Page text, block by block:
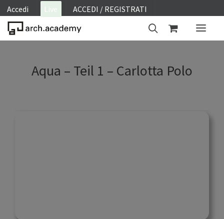
Accedi Live ACCEDI / REGISTRATI
WEBINAR
Aqua – Teil 1 – Carlotta Polo